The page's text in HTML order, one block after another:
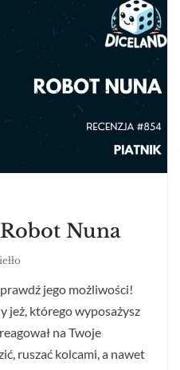
Nuna
jego możliwości!
jeż, którego wyposażysz
na Twoje
ruszać kolcami, a nawet